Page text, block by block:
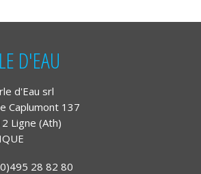
D'EAU
d'Eau srl
Caplumont 137
Ligne (Ath)
28 82 80